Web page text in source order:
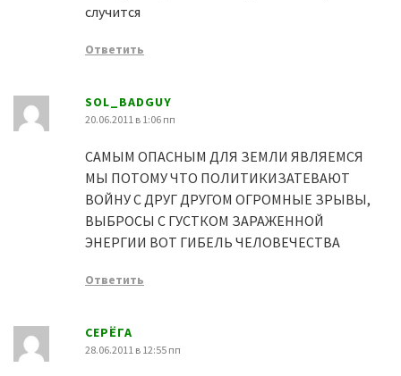
случится
Ответить
SOL_BADGUY
20.06.2011 в 1:06 пп
САМЫМ ОПАСНЫМ ДЛЯ ЗЕМЛИ ЯВЛЯЕМСЯ
МЫ ПОТОМУ ЧТО ПОЛИТИКИЗАТЕВАЮТ
ВОЙНУ С ДРУГ ДРУГОМ ОГРОМНЫЕ ЗРЫВЫ,
ВЫБРОСЫ С ГУСТКОМ ЗАРАЖЕННОЙ
ЭНЕРГИИ ВОТ ГИБЕЛЬ ЧЕЛОВЕЧЕСТВА
Ответить
СЕРЁГА
28.06.2011 в 12:55 пп